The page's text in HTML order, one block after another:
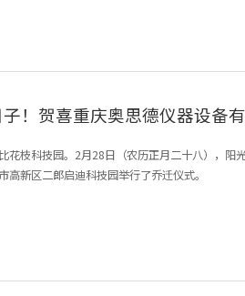
！贺喜重庆奥思德仪器设备
花枝科技园。2月28日（农历正月二十八），
高新区二郎启迪科技园举行了乔迁仪式。